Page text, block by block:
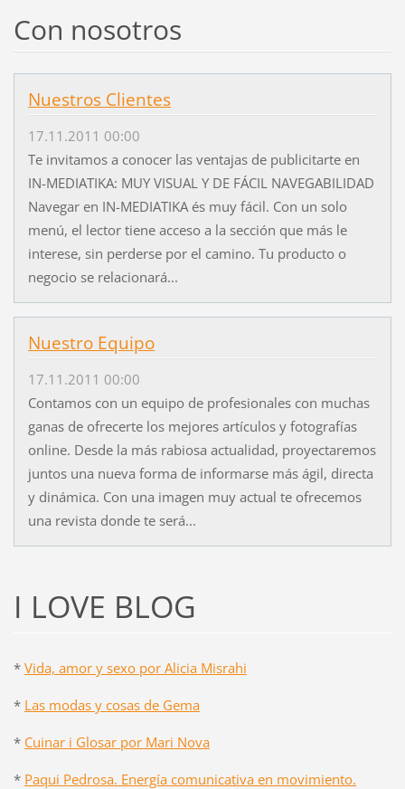
Con nosotros
Nuestros Clientes
17.11.2011 00:00
Te invitamos a conocer las ventajas de publicitarte en
IN-MEDIATIKA: MUY VISUAL Y DE FÁCIL NAVEGABILIDAD
Navegar en IN-MEDIATIKA és muy fácil. Con un solo
menú, el lector tiene acceso a la sección que más le
interese, sin perderse por el camino. Tu producto o
negocio se relacionará...
Nuestro Equipo
17.11.2011 00:00
Contamos con un equipo de profesionales con muchas
ganas de ofrecerte los mejores artículos y fotografías
online. Desde la más rabiosa actualidad, proyectaremos
juntos una nueva forma de informarse más ágil, directa
y dinámica. Con una imagen muy actual te ofrecemos
una revista donde te será...
I LOVE BLOG
* Vida, amor y sexo por Alicia Misrahi
* Las modas y cosas de Gema
* Cuinar i Glosar por Mari Nova
* Paqui Pedrosa. Energía comunicativa en movimiento.